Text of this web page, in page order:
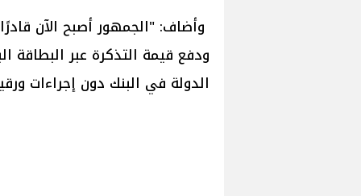
وأضاف: "الجمهور أصبح الآن
ودفع قيمة التذكرة عبر البطاقة
الدولة في البنك دون إجراءات